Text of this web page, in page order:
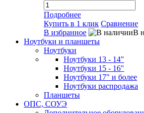
Подробнее
Купить в 1 клик Сравнение
В избранное
В
Ноутбуки и планшеты
Ноутбуки
Ноутбуки 13 - 14"
Ноутбуки 15 - 16"
Ноутбуки 17" и более
Ноутбуки распродажа
Планшеты
ОПС, СОУЭ